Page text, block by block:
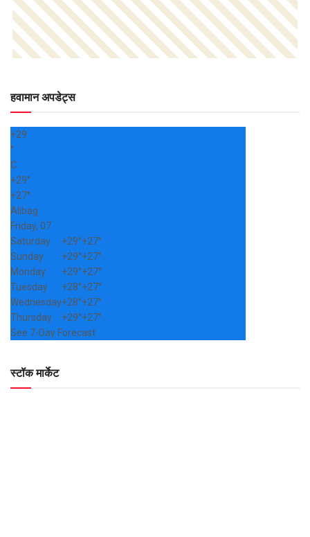
हवामान अपडेट्स
+29
°
C
+29°
+27°
Alibag
Friday, 07
Saturday
+29°+27°
Sunday
+29°+27°
Monday
+29°+27°
Tuesday
+28°+27°
Wednesday+28°+27°
Thursday
+29°+27°
See 7-Day Forecast
स्टॉक मार्केट